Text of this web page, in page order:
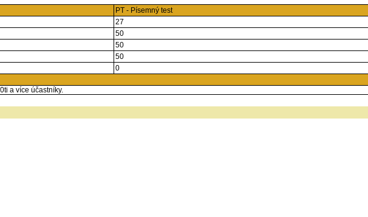
PT - Písemný test
27
50
50
50
0
a více účastníky.